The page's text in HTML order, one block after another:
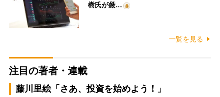
樹氏が厳…
一覧を見る
注目の著者・連載
藤川里絵「さあ、投資を始めよう！」